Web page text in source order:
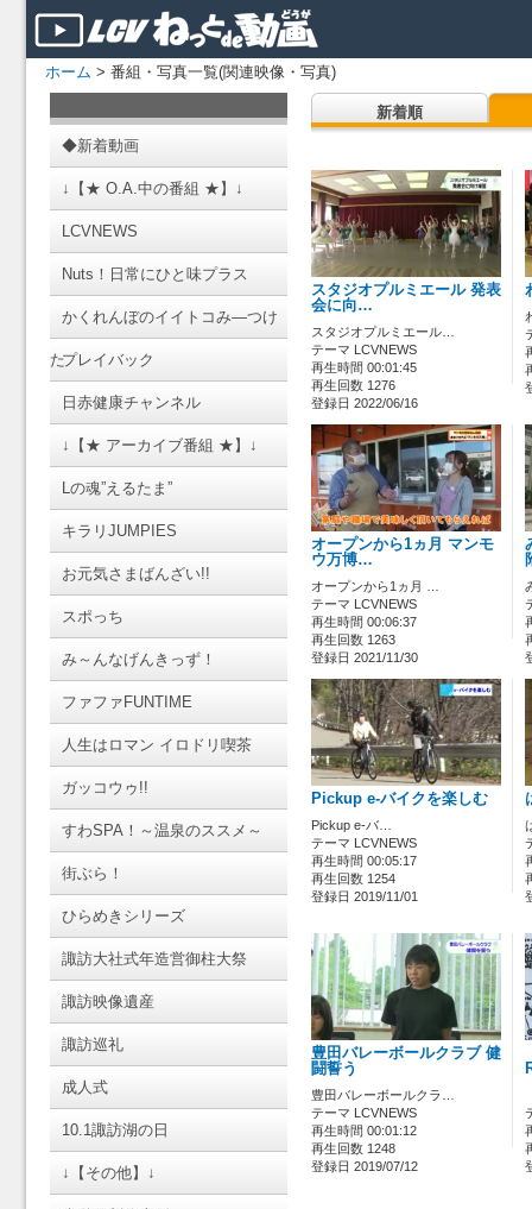
ホーム > 番組・写真一覧(関連映像・写真)
◆新着動画
↓【★ O.A.中の番組 ★】↓
LCVNEWS
Nuts！日常にひと味プラス
かくれんぼのイイトコみ―つけ
たプレイバック
日赤健康チャンネル
↓【★ アーカイブ番組 ★】↓
Lの魂”えるたま”
キラリJUMPIES
お元気さまばんざい!!
スポっち
み～んなげんきっず！
ファファFUNTIME
人生はロマン イロドリ喫茶
ガッコウゥ!!
すわSPA！～温泉のススメ～
街ぶら！
ひらめきシリーズ
諏訪大社式年造営御柱大祭
諏訪映像遺産
諏訪巡礼
成人式
10.1諏訪湖の日
↓【その他】↓
新着順
スタジオプルミエール 発表
会に向…
スタジオプルミエール…
テーマ LCVNEWS
再生時間 00:01:45
再生回数 1276
登録日 2022/06/16
オープンから1ヵ月 マンモ
ウ万博…
オープンから1ヵ月 …
テーマ LCVNEWS
再生時間 00:06:37
再生回数 1263
登録日 2021/11/30
Pickup e-バイクを楽しむ
Pickup e-バ…
テーマ LCVNEWS
再生時間 00:05:17
再生回数 1254
登録日 2019/11/01
豊田バレーボールクラブ 健
闘誓う
豊田バレーボールクラ…
テーマ LCVNEWS
再生時間 00:01:12
再生回数 1248
登録日 2019/07/12